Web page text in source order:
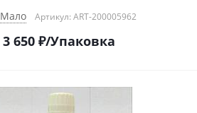
Мало Артикул: ART-200005962
3 650₽/Упаковка